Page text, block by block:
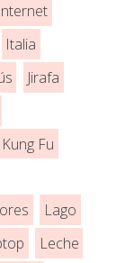
Italia
Jirafa
Kung Fu
Lago
Leche